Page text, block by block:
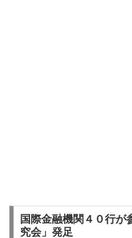
国際金融機関４０行が
究会」発足